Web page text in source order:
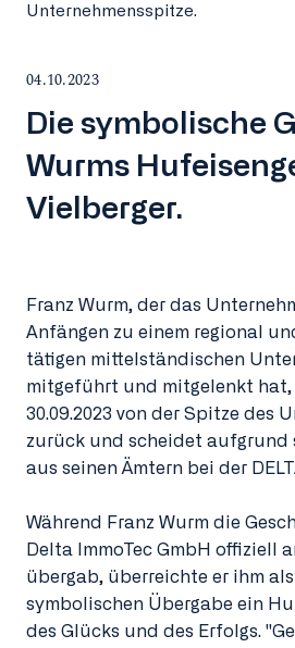
Unternehmensspitze.
04.10.2023
Die symbolische
Wurms
Vielberger.
Franz Wurm, der das
Anfängen zu einem regional
tätigen mittelständischen
mitgeführt und mitgelenkt hat,
30.09.2023 von der Spitze des
zurück und scheidet aufgrund
aus seinen Ämtern bei der
Während Franz Wurm die
Delta ImmoTec GmbH offiziell
übergab, überreichte er ihm
symbolischen Übergabe ein
des Glücks und des Erfolgs.